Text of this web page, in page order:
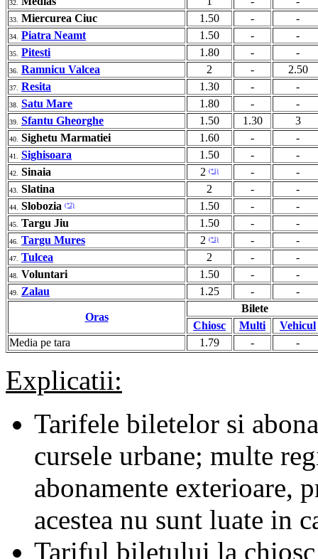
32.
33. Miercurea Ciuc 1.50 - -
34. Piatra Neamt 1.50 - -
35. Pitesti 1.80 - -
36. Ramnicu Valcea 2 - 2.50
37. Resita 1.30 - -
38. Satu Mare 1.80 - -
39. Sfantu Gheorghe 1.50 1.30 3
40. Sighetu Marmatiei 1.60 - -
41. Sighisoara 1.50 - -
42. Sinaia 2 (*1) - -
43. Slatina 2 - -
44. Slobozia (*2) 1.50 - -
45. Targu Jiu 1.50 - -
46. Targu Mures 2 (*1) - -
47. Tulcea 2 - -
48. Voluntari 1.50 - -
49. Zalau 1.25 - -
Oras
Bilete
Chiosc
Multi
Vehicul
Media pe tara
1.79 - -
Explicatii:
Tarifele biletelor si
cursele urbane; multe
abonamente exterioare,
acestea nu sunt luate in
Tariful biletului la